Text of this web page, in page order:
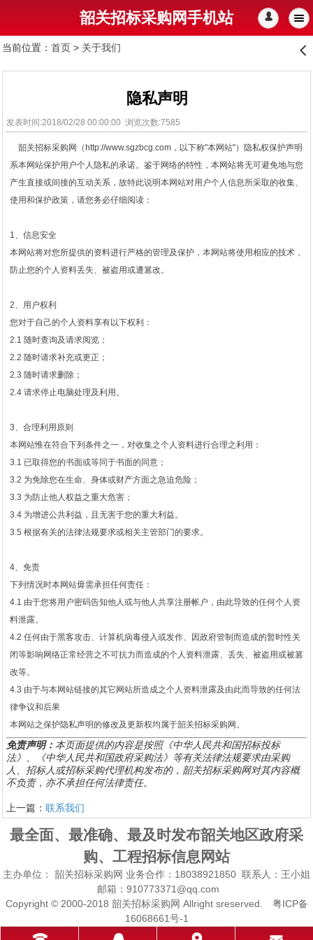
韶关招标采购网手机站 󰄭
当前位置： 首页> 关于我们 󰊒
隐私声明
发表时间:2018/02/28 00:00:00 浏览次数:7585
韶关招标采购网（http://www.sgzbcg.com，以下称"本网站"）隐私权保护声明
系本网站保护用户个人隐私的承诺。鉴于网络的特性，本网站将无可避免地与您
产生直接或间接的互动关系，故特此说明本网站对用户个人信息所采取的收集、
使用和保护政策，请您务必仔细阅读：
1、信息安全
本网站将对您所提供的资料进行严格的管理及保护，本网站将使用相应的技术，
防止您的个人资料丢失、被盗用或遭篡改。
2、用户权利
您对于自己的个人资料享有以下权利：
2.1 随时查询及请求阅览；
2.2 随时请求补充或更正；
2.3 随时请求删除；
2.4 请求停止电脑处理及利用。
3、合理利用原则
本网站惟在符合下列条件之一，对收集之个人资料进行合理之利用：
3.1 已取得您的书面或等同于书面的同意；
3.2 为免除您在生命、身体或财产方面之急迫危险；
3.3 为防止他人权益之重大危害；
3.4 为增进公共利益，且无害于您的重大利益。
3.5 根据有关的法律法规要求或相关主管部门的要求。
4、免责
下列情况时本网站毋需承担任何责任：
4.1 由于您将用户密码告知他人或与他人共享注册帐户，由此导致的任何个人资
料泄露。
4.2 任何由于黑客攻击、计算机病毒侵入或发作、因政府管制而造成的暂时性关
闭等影响网络正常经营之不可抗力而造成的个人资料泄露、丢失、被盗用或被篡
改等。
4.3 由于与本网站链接的其它网站所造成之个人资料泄露及由此而导致的任何法
律争议和后果
本网站之保护隐私声明的修改及更新权均属于韶关招标采购网。
免责声明： 本页面提供的内容是按照《中华人民共和国招标投标
法》、《中华人民共和国政府采购法》等有关法律法规要求由采购
人、招标人或招标采购代理机构发布的，韶关招标采购网对其内容概
不负责，亦不承担任何法律责任。
上一篇： 联系我们
最全面、最准确、最及时发布韶关地区政府采
购、工程招标信息网站
主办单位： 韶关招标采购网 业务合作：18038921850 联系人：王小姐
邮箱：910773371@qq.com
Copyright © 2000-2018 韶关招标采购网 Allright sreserved. 粤ICP备
16068661号-1